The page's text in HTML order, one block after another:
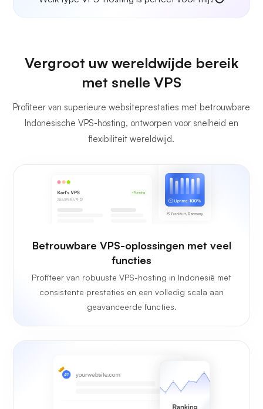
Vergroot uw wereldwijde bereik
met snelle VPS
Profiteer van superieure websiteprestaties met betrouwbare
Indonesische VPS-hosting, ontworpen voor snelheid en
flexibiliteit wereldwijd.
Betrouwbare VPS-oplossingen met veel
functies
Profiteer van robuuste VPS-hosting in Indonesië met
consistente prestaties en een volledig scala aan
geavanceerde functies.